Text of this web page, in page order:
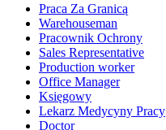
Praca Za Granicą
Warehouseman
Pracownik Ochrony
Sales Representative
Production worker
Office Manager
Księgowy
Lekarz Medycyny Pracy
Doctor